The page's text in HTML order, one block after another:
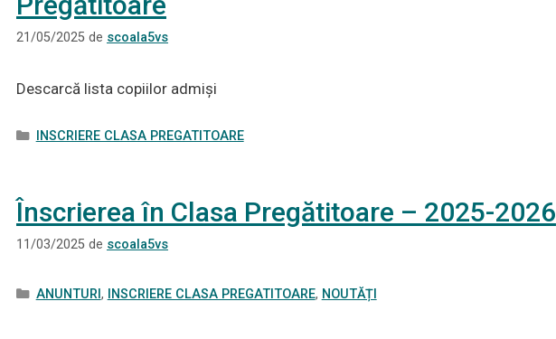
21/05/2025 de scoala5vs
Descarcă lista copiilor admiși
Categorii
INSCRIERE CLASA PREGATITOARE
Înscrierea în Clasa Pregătitoare – 2025-2026
11/03/2025 de scoala5vs
Categorii
ANUNTURI , INSCRIERE CLASA PREGATITOARE, NOUTĂȚI